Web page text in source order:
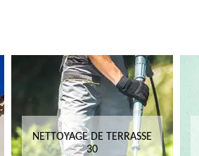
NETTOYAGE DE TERRASSE
30